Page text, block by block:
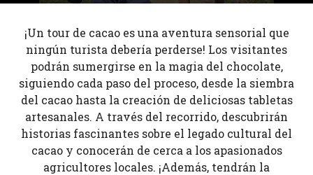
¡Un tour de cacao es una aventura sensorial que
ningún turista debería perderse! Los visitantes
podrán sumergirse en la magia del chocolate,
siguiendo cada paso del proceso, desde la siembra
del cacao hasta la creación de deliciosas tabletas
artesanales. A través del recorrido, descubrirán
historias fascinantes sobre el legado cultural del
cacao y conocerán de cerca a los apasionados
agricultores locales. ¡Además, tendrán la